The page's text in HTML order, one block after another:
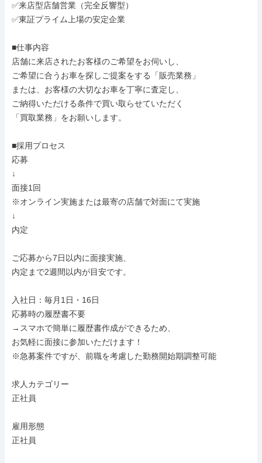
✅来店型店舗営業（完全反響型）
✅東証プライム上場の安定企業
■仕事内容
店舗に来店されたお客様のご希望をお伺いし、
ご希望に合うお車を探しご提案をする「販売業務」
または、お客様の大切なお車を丁寧に査定し、
ご納得いただける条件で買い取らせていただく
「買取業務」をお願いします。
■採用プロセス
応募
↓
面接1回
※オンライン実施または最寄の店舗で対面にて実施
↓
内定
ご応募から7日以内に面接実施、
内定まで2週間以内が目安です。
入社日：毎月1日・16日
応募時の履歴書不要
→スマホで簡単に履歴書作成ができるため、
お気軽に面接に参加いただけます！
※急募案件ですが、前職を考慮した勤務開始期調整可能
求人カテゴリー
正社員
雇用形態
正社員